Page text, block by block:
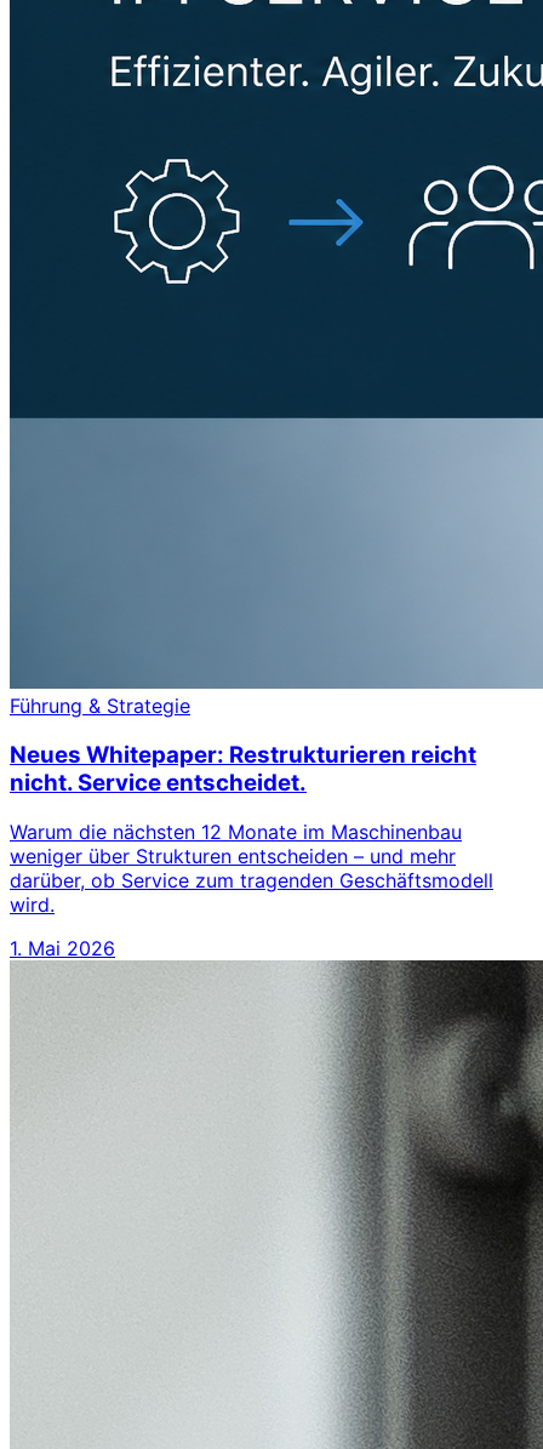
Führung & Strategie
Neues Whitepaper: Restrukturieren reicht
nicht. Service entscheidet.
Warum die nächsten 12 Monate im Maschinenbau
weniger über Strukturen entscheiden – und mehr
darüber, ob Service zum tragenden Geschäftsmodell
wird.
1. Mai 2026